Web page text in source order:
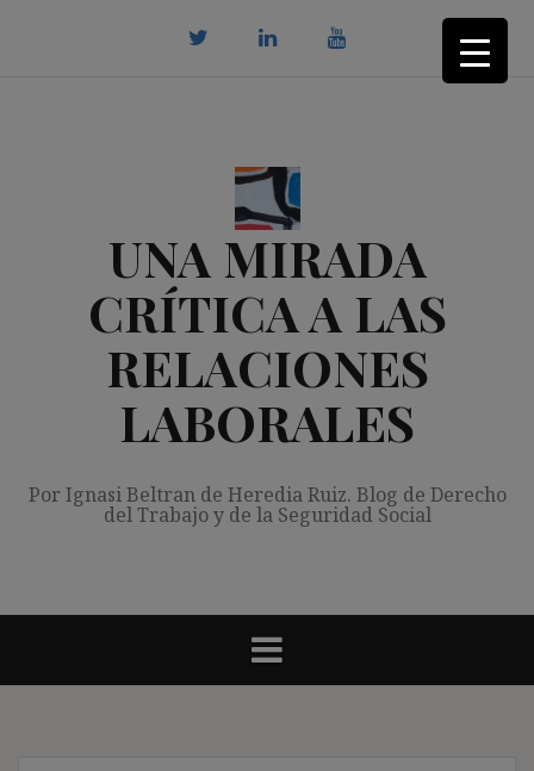
UNA MIRADA
CRÍTICA A LAS
RELACIONES
LABORALES
Por Ignasi Beltran de Heredia Ruiz. Blog de Derecho
del Trabajo y de la Seguridad Social